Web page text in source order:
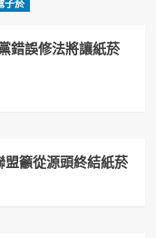
子菸
錯誤修法將讓紙菸
籲從源頭終結紙菸